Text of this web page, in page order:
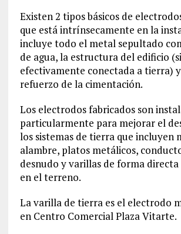
Existen 2 tipos básicos de
que está intrínsecamente en la
incluye todo el metal sepultado
de agua, la estructura del edificio
efectivamente conectada a tierra)
refuerzo de la cimentación.
Los electrodos fabricados son
particularmente para mejorar el
los sistemas de tierra que incluyen
alambre, platos metálicos,
desnudo y varillas de forma
en el terreno.
La varilla de tierra es el electrodo
en Centro Comercial Plaza Vitarte.